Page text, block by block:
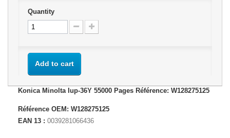
Quantity
Add to cart
Konica Minolta Iup-36Y 55000 Pages Référence: W128275125
Référence OEM: W128275125
EAN 13 : 0039281066436